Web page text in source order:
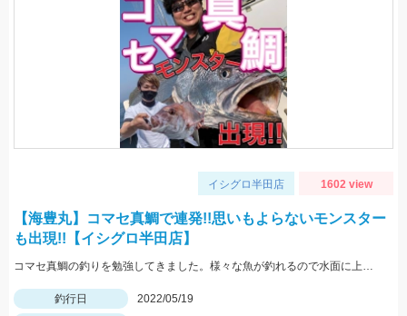
イシグロ半田店 1602 view
【海豊丸】コマセ真鯛で連発!!思いもよらないモンスター
も出現!!【イシグロ半田店】
コマセ真鯛の釣りを勉強してきました。様々な魚が釣れるので水面に上がってくるまでドキドキです!!
釣行日
2022/05/19